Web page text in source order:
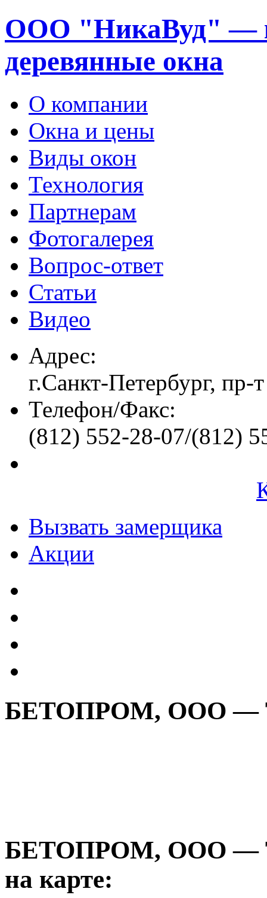
ООО "НикаВуд" —
деревянные окна
О компании
Окна и цены
Виды окон
Технология
Партнерам
Фотогалерея
Вопрос-ответ
Статьи
Видео
Адрес:
г.Санкт-Петербург, пр-
Телефон/Факс:
(812) 552-28-07/(812)
Вызвать замерщика
Акции
БЕТОПРОМ, ООО —
БЕТОПРОМ, ООО —
на карте: